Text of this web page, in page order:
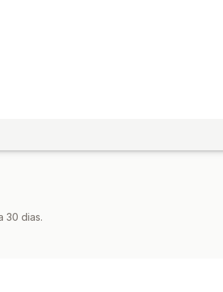
30 dias.